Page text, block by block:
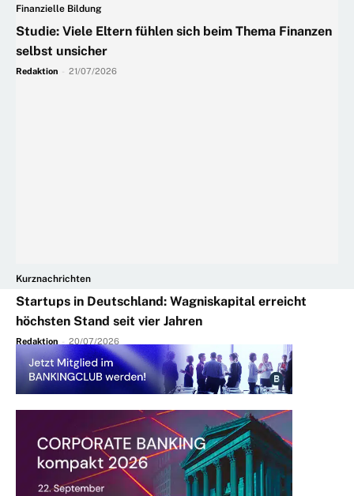
Finanzielle Bildung
Studie: Viele Eltern fühlen sich beim Thema Finanzen
selbst unsicher
Redaktion 21/07/2026
Kurznachrichten
Startups in Deutschland: Wagniskapital erreicht
höchsten Stand seit vier Jahren
Redaktion - 20/07/2026